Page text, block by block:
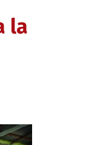
la